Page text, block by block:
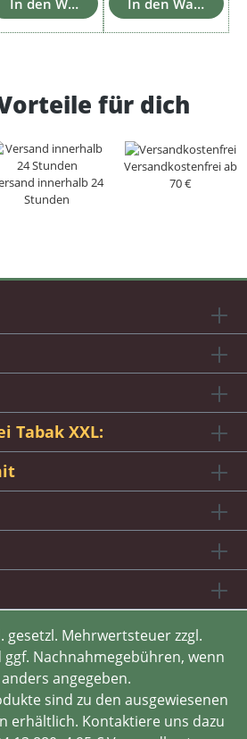
für dich
innerhalb 24
Stunden
Versandkostenfrei ab
70 €
Tabak XXL:
gesetzl. Mehrwertsteuer zzgl.
Nachnahmegebühren, wenn
angegeben.
sind zu den ausgewiesenen
erhältlich. Kontaktiere uns dazu